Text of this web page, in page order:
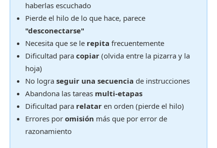
haberlas escuchado
Pierde el hilo de lo que hace, parece
"desconectarse"
Necesita que se le repita frecuentemente
Dificultad para copiar (olvida entre la pizarra y la
hoja)
No logra seguir una secuencia de instrucciones
Abandona las tareas multi-etapas
Dificultad para relatar en orden (pierde el hilo)
Errores por omisión más que por error de
razonamiento